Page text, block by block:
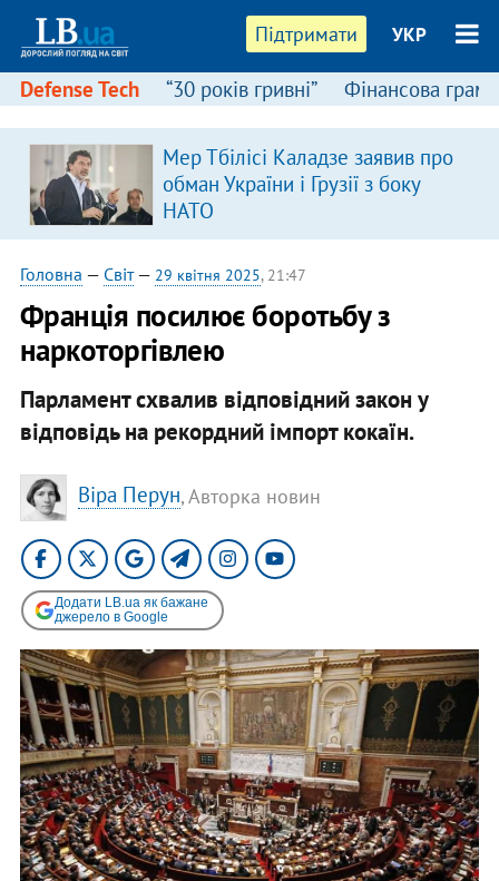
Підтримати УКР
Defense Tech “30 років гривні” Фінансова
Мер Тбілісі Каладзе заявив про
обман України і Грузії з боку
НАТО
Головна — Світ— 29 квітня 2025, 21:47
Франція посилює боротьбу з
наркоторгівлею
Парламент схвалив відповідний закон у
відповідь на рекордний імпорт кокаїн.
Віра Перун, Авторка новин
Додати LB.ua як бажане
джерело в Google